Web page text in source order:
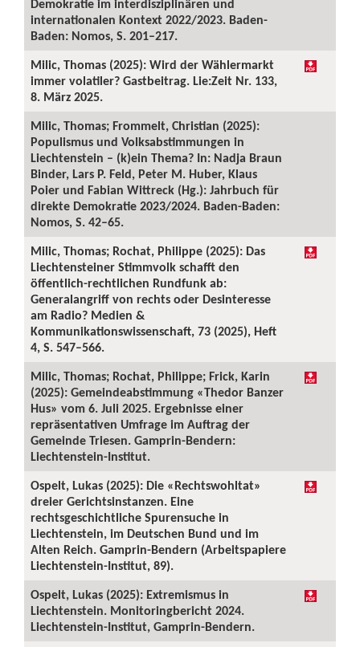
Demokratie im interdisziplinären und
internationalen Kontext 2022/2023. Baden-
Baden: Nomos, S. 201–217.
Milic, Thomas (2025): Wird der Wählermarkt
immer volatiler? Gastbeitrag. Lie:Zeit Nr. 133,
8. März 2025.
Milic, Thomas; Frommelt, Christian (2025):
Populismus und Volksabstimmungen in
Liechtenstein – (k)ein Thema? In: Nadja Braun
Binder, Lars P. Feld, Peter M. Huber, Klaus
Poier und Fabian Wittreck (Hg.): Jahrbuch für
direkte Demokratie 2023/2024. Baden-Baden:
Nomos, S. 42–65.
Milic, Thomas; Rochat, Philippe (2025): Das
Liechtensteiner Stimmvolk schafft den
öffentlich-rechtlichen Rundfunk ab:
Generalangriff von rechts oder Desinteresse
am Radio? Medien &
Kommunikationswissenschaft, 73 (2025), Heft
4, S. 547–566.
Milic, Thomas; Rochat, Philippe; Frick, Karin
(2025): Gemeindeabstimmung «Thedor Banzer
Hus» vom 6. Juli 2025. Ergebnisse einer
repräsentativen Umfrage im Auftrag der
Gemeinde Triesen. Gamprin-Bendern:
Liechtenstein-Institut.
Ospelt, Lukas (2025): Die «Rechtswohltat»
dreier Gerichtsinstanzen. Eine
rechtsgeschichtliche Spurensuche in
Liechtenstein, im Deutschen Bund und im
Alten Reich. Gamprin-Bendern (Arbeitspapiere
Liechtenstein-Institut, 89).
Ospelt, Lukas (2025): Extremismus in
Liechtenstein. Monitoringbericht 2024.
Liechtenstein-Institut, Gamprin-Bendern.